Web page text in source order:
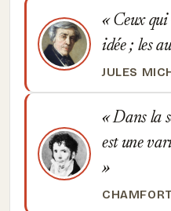
Ceux qui
idée ; les
JULES
Dans la
est une
CHAMFORT